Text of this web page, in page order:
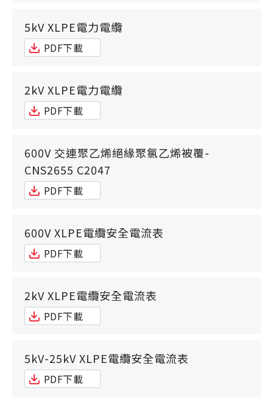
5kV XLPE電力電纜
PDF下載
2kV XLPE電力電纜
PDF下載
600V 交連聚乙烯絕緣聚氯乙烯被覆-
CNS2655 C2047
PDF下載
600V XLPE電纜安全電流表
PDF下載
2kV XLPE電纜安全電流表
PDF下載
5kV-25kV XLPE電纜安全電流表
PDF下載